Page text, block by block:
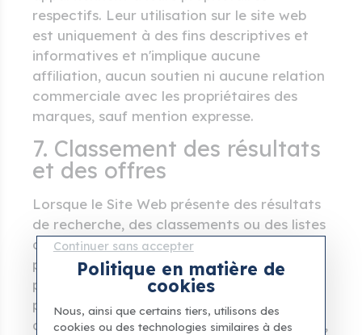
respectifs. Leur utilisation sur le site web
est uniquement à des fins descriptives et
informatives et n'implique aucune
affiliation, aucun soutien ni aucune relation
commerciale avec les propriétaires des
marques, sauf mention expresse.
7. Classement des résultats
et des offres
Lorsque le Site Web présente des résultats
de recherche, des classements ou des listes
de visites et d’expériences, les principaux
paramètres déterminant l’ordre de
présentation peuvent inclure : la pertinence
par rapport au contenu de la page, la
disponibilité, les évaluations des utilisateurs,
Continuer sans accepter
Politique en matière de
cookies
Nous, ainsi que certains tiers, utilisons des
cookies ou des technologies similaires à des